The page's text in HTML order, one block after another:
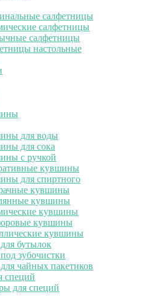
салфетницы
салфетницы
салфетницы
настольные
для воды
для сока
с ручкой
кувшины
для спиртного
кувшины
кувшины
кувшины
кувшины
кувшины
бутылок
зубочистки
чайных пакетиков
специй
для специй